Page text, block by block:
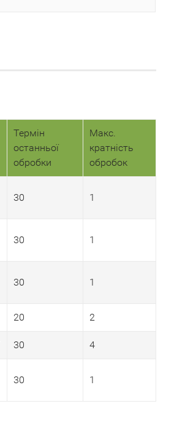
Термін
останньої
обробки
Макс.
кратність
обробок
30 1
30 1
30 1
20 2
30 4
30 1